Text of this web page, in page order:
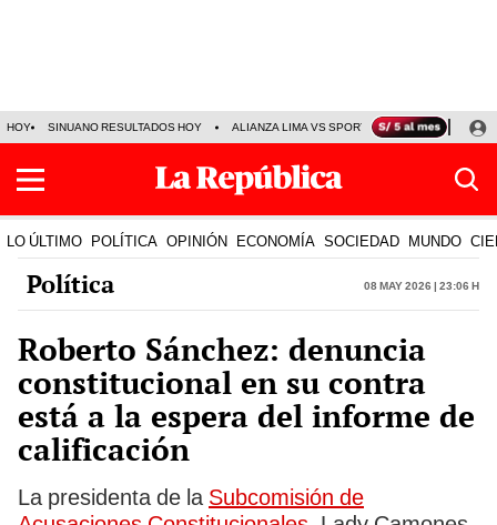
HOY SINUANO RESULTADOS HOY ALIANZA LIMA VS SPORT BOYS JORGE
LO ÚLTIMO POLÍTICA OPINIÓN ECONOMÍA SOCIEDAD MUNDO
Política 08 May 2026 | 23:06 h
Roberto Sánchez: denuncia
constitucional en su contra
está a la espera del informe de
calificación
La presidenta de la Subcomisión de